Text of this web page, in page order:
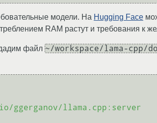
модели. На Hugging Face
RAM растут и требования к
файл ~/workspace/lama-cpp/
ggerganov/llama.cpp:server